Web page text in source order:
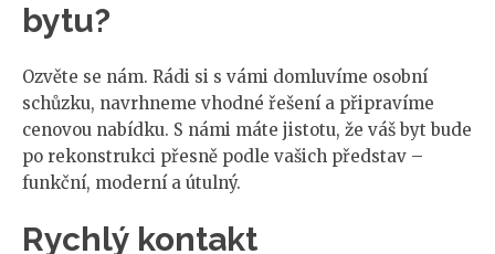
bytu?
Ozvěte se nám. Rádi si s vámi domluvíme osobní
schůzku, navrhneme vhodné řešení a připravíme
cenovou nabídku. S námi máte jistotu, že váš byt bude
po rekonstrukci přesně podle vašich představ –
funkční, moderní a útulný.
Rychlý kontakt